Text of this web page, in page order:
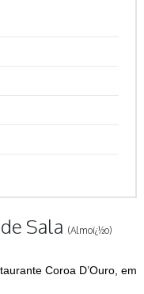
Sala (Almoï¿½o)
Coroa D’Ouro, em